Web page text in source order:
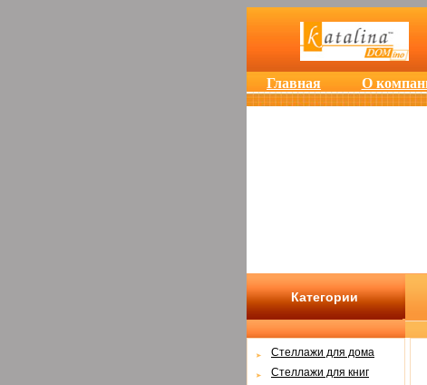
Главная О
Категории
Cтеллажи для дома
Cтеллажи для книг